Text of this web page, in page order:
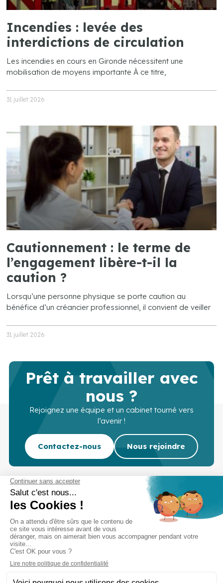
Incendies : levée des
interdictions de circulation
Les incendies en cours en Gironde nécessitent une
mobilisation de moyens importante À ce titre,
31 juillet 2026
Cautionnement : le terme de
l’engagement libère-t-il la
caution ?
Lorsqu’une personne physique se porte caution au
bénéfice d’un créancier professionnel, il convient de veiller
31 juillet 2026
Prêt à travailler avec
nous ?
Rejoignez une équipe et un cabinet tourné vers
l’avenir !
Contactez-nous Nous rejoindre
Cabinet d’experts-comptables commissaires aux